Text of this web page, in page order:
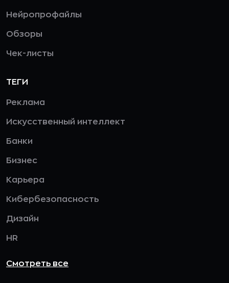
Нейропрофайлы
Обзоры
Чек-листы
ТЕГИ
Реклама
Искусственный интеллект
Банки
Бизнес
Карьера
Кибербезопасность
Дизайн
HR
Смотреть все